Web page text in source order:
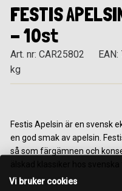
FESTIS
- 10st
Art. nr: CAR25802
kg
Festis Apelsin är en svensk
en god smak av apelsin.
så som färgämnen och
älskad klassiker hos
Vi bruker cookies